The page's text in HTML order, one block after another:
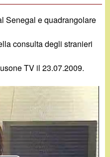
Senegal e quadrangolare
consulta degli stranieri
TV il 23.07.2009.